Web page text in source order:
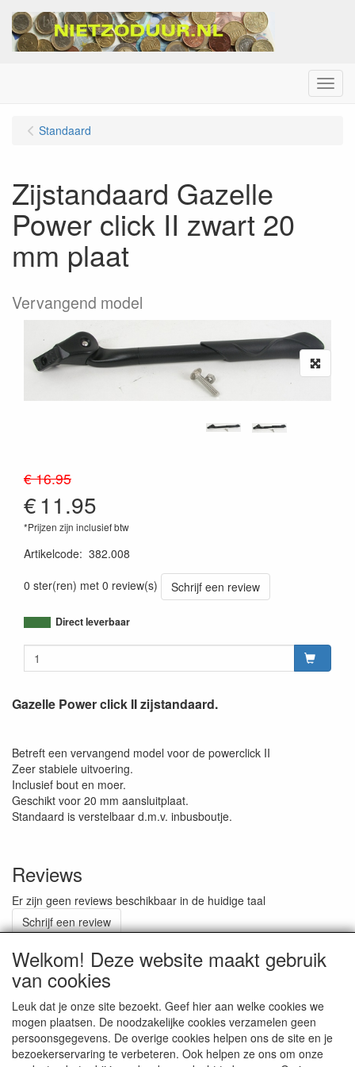
Menu
Standaard
Zijstandaard Gazelle
Power click II zwart 20
mm plaat
Vervangend model
€ 16.95
€11.95
*Prijzen zijn inclusief btw
Artikelcode: 382.008
0 ster(ren) met 0 review(s)
Schrijf een review
Direct leverbaar
Gazelle Power click II zijstandaard.
Betreft een vervangend model voor de powerclick II
Zeer stabiele uitvoering.
Inclusief bout en moer.
Geschikt voor 20 mm aansluitplaat.
Standaard is verstelbaar d.m.v. inbusboutje.
Reviews
Er zijn geen reviews beschikbaar in de huidige taal
Schrijf een review
ALGEMENE VOORWAARDEN
RETOURZENDING
Welkom! Deze website maakt gebruik
van cookies
Leuk dat je onze site bezoekt. Geef hier aan welke cookies we
mogen plaatsen. De noodzakelijke cookies verzamelen geen
persoonsgegevens. De overige cookies helpen ons de site en je
bezoekerservaring te verbeteren. Ook helpen ze ons om onze